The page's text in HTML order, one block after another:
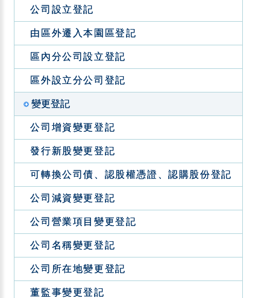
公司設立登記
由區外遷入本園區登記
區內分公司設立登記
區外設立分公司登記
變更登記
公司增資變更登記
發行新股變更登記
可轉換公司債、認股權憑證、認購股份登記
公司減資變更登記
公司營業項目變更登記
公司名稱變更登記
公司所在地變更登記
董監事變更登記